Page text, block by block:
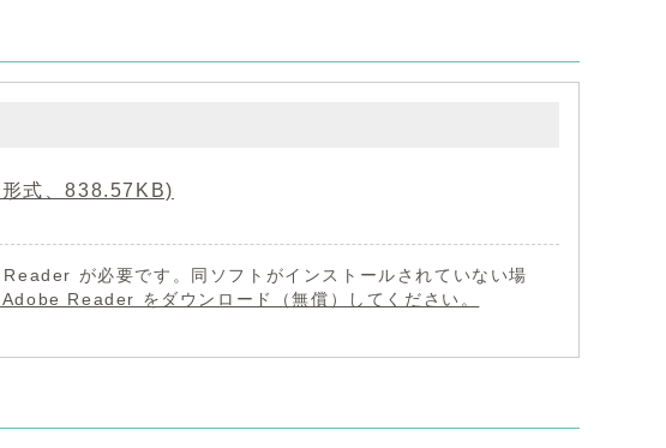
式、838.57KB)
が必要です。同ソフトがインストールされていない場
Reader をダウンロード（無償）してください。